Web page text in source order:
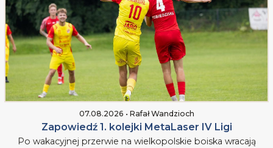
07.08.2026 • Rafał Wandzioch
Zapowiedź 1. kolejki MetaLaser IV Ligi
Po wakacyjnej przerwie na wielkopolskie boiska wracają